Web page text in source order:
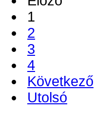
1
2
3
4
Következő
Utolsó